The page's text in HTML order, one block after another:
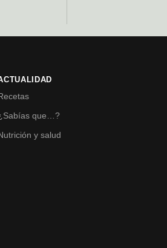
que…?
y salud